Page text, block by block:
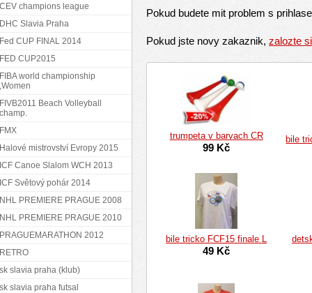
Pokud budete mit problem s
Pokud jste novy zakaznik, zalozte
trumpeta v barvach CR
99 Kč
bile
bile tricko FCF15 finale L
49 Kč
CEV champions league
DHC Slavia Praha
Fed CUP FINAL 2014
FED CUP2015
FIBA world championship
,Women
FIVB2011 Beach Volleyball
champ.
FMX
Halové mistrovství Evropy 2015
ICF Canoe Slalom WCH 2013
ICF Světový pohár 2014
NHL PREMIERE PRAGUE 2008
NHL PREMIERE PRAGUE 2010
PRAGUEMARATHON 2012
RETRO
sk slavia praha (klub)
sk slavia praha futsal